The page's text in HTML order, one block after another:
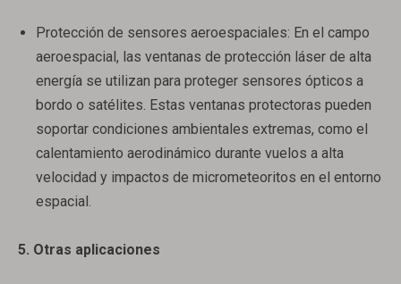
Protección de sensores aeroespaciales: En el campo
aeroespacial, las ventanas de protección láser de alta
energía se utilizan para proteger sensores ópticos a
bordo o satélites. Estas ventanas protectoras pueden
soportar condiciones ambientales extremas, como el
calentamiento aerodinámico durante vuelos a alta
velocidad y impactos de micrometeoritos en el entorno
espacial.
5. Otras aplicaciones
Ventanas de zafiro Ventanas de seleniuro de zinc (ZnSe)